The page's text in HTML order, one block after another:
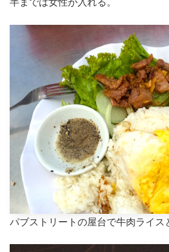
半までは女性が入れる。
パブストリートの屋台で牛肉ライス